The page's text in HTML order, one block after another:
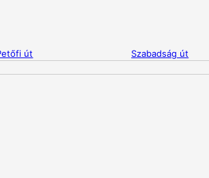
út Szabadság út